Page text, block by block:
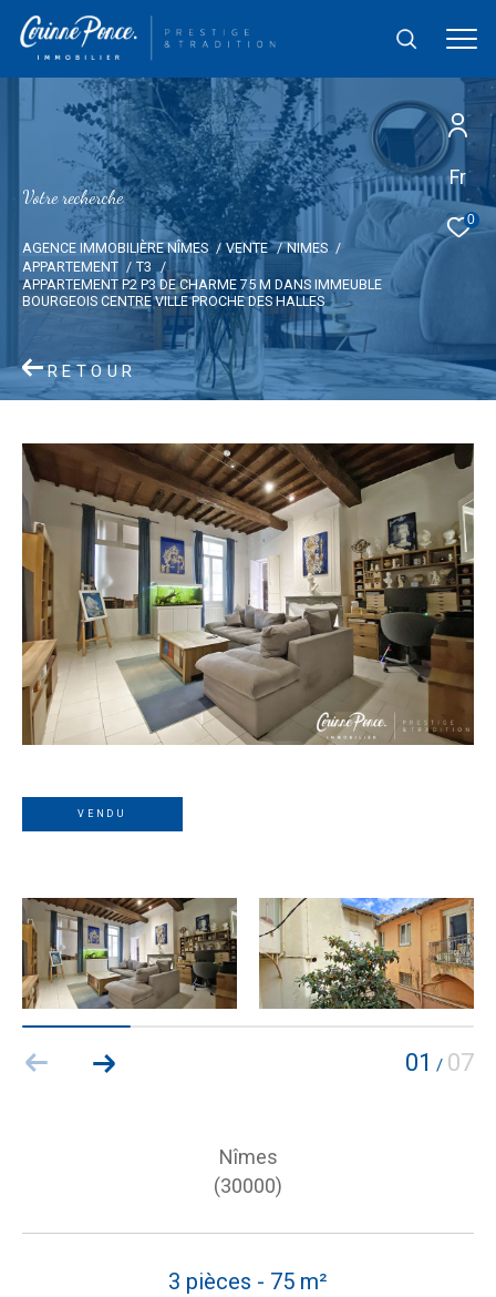
Fr
0
Votre recherche
AGENCE IMMOBILIÈRE NÎMES VENTE
NIMES
APPARTEMENT
T3
APPARTEMENT P2 P3 DE CHARME 75 M DANS IMMEUBLE
BOURGEOIS CENTRE VILLE PROCHE DES HALLES
RETOUR
VENDU
01 / 07
Nîmes
(30000)
3 pièces - 75 m²